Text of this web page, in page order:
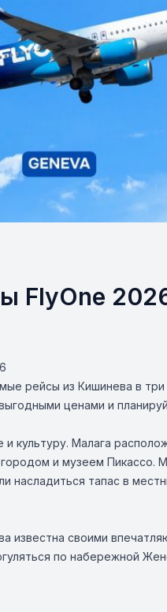
FlyOne
рейсы из Кишинева в
ценами и
культуру. Малага
и музеем Пикассо.
насладиться тапас в
известна своими
по набережной